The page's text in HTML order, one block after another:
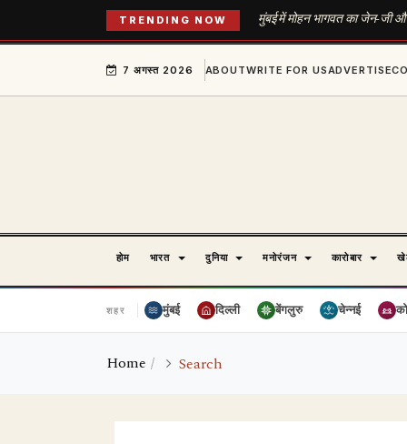
TRENDING NOW मुंबई में मोहन भागवत का जेन-जी
7 अगस्त 2026 ABOUTWRITE FOR USADVERTISE
होम भारत दुनिया मनोरंजन कारोबार
शहर मुंबई दिल्ली बेंगलुरु चेन्नई
Home Search